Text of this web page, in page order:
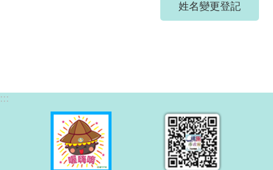
姓名變更登記
:::